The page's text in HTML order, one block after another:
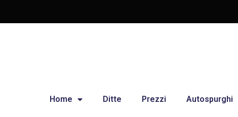
Home Ditte Prezzi Autospurghi